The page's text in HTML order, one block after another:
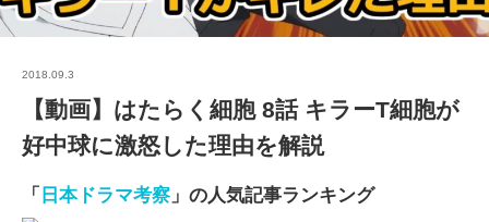
2018.09.3
【動画】はたらく細胞 8話 キラーT細胞が
好中球に激怒した理由を解説
「 日本ドラマ考察 」の人気記事ランキング